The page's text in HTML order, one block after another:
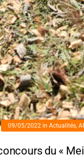
09/05/2022in Actualités,
du «